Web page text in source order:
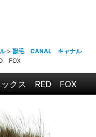
> 獣毛 CANAL キャナル
FOX
クス RED FOX